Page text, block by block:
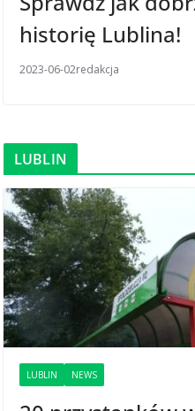
historię Lublina!
2023-06-02redakcja
LUBLIN
LUBLIN NEWS